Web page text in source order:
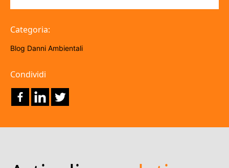
Categoria:
Blog Danni Ambientali
Condividi